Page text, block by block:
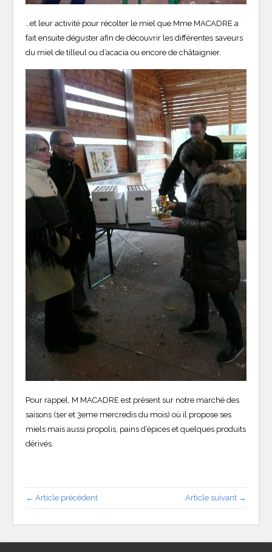
…et leur activité pour récolter le miel que Mme MACADRE a
fait ensuite déguster afin de découvrir les différentes saveurs
du miel de tilleul ou d’acacia ou encore de châtaignier.
Pour rappel, M MACADRE est présent sur notre marché des
saisons (1er et 3eme mercredis du mois) où il propose ses
miels mais aussi propolis, pains d’épices et quelques produits
dérivés.
← Article précédent Article suivant →